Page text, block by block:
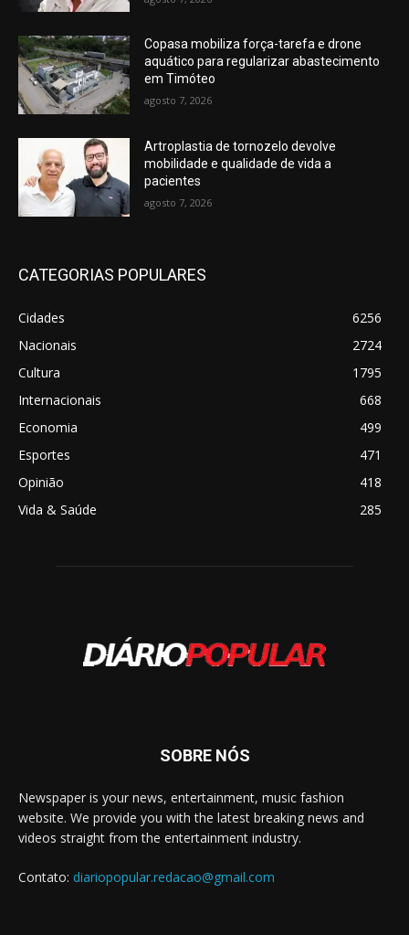
Copasa mobiliza força-tarefa e drone
aquático para regularizar abastecimento
em Timóteo
agosto 7, 2026
Artroplastia de tornozelo devolve
mobilidade e qualidade de vida a
pacientes
agosto 7, 2026
CATEGORIAS POPULARES
Cidades
6256
Nacionais
2724
Cultura
1795
Internacionais
668
Economia
499
Esportes
471
Opinião
418
Vida & Saúde
285
SOBRE NÓS
Newspaper is your news, entertainment, music fashion
website. We provide you with the latest breaking news and
videos straight from the entertainment industry.
Contato: diariopopular.redacao@gmail.com